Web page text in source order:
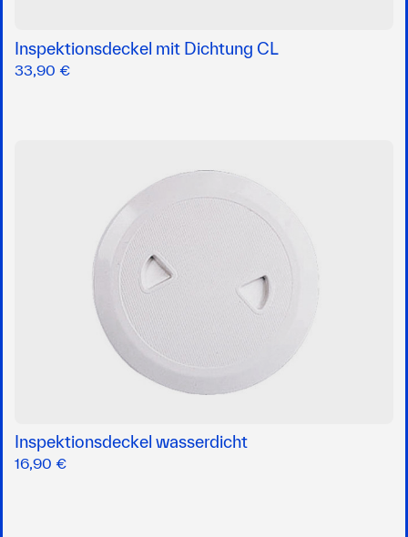
Inspektionsdeckel mit Dichtung CL
33,90 €
Inspektionsdeckel wasserdicht
16,90 €